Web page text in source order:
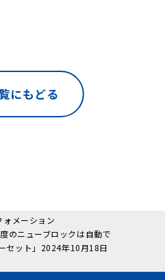
にもどる
ォメーション
のニューブロックは自動で
セット」2024年10月18日